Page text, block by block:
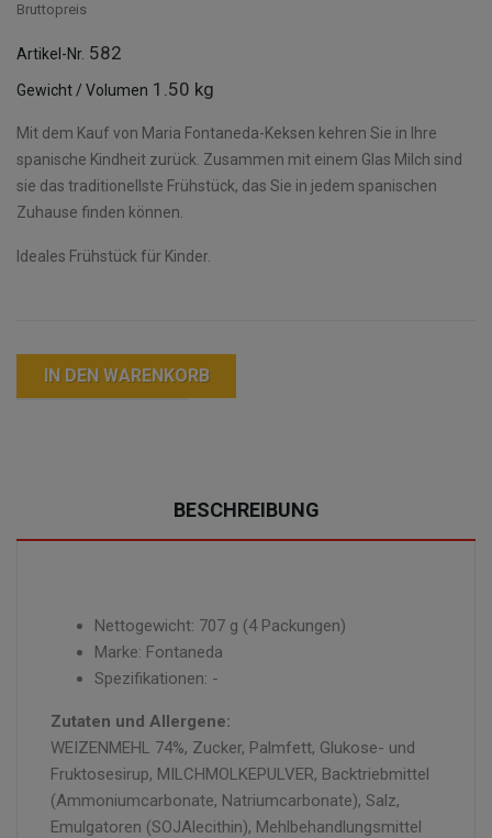
Bruttopreis
Artikel-Nr. 582
Gewicht / Volumen 1.50 kg
Mit dem Kauf von Maria Fontaneda-Keksen kehren Sie in Ihre
spanische Kindheit zurück. Zusammen mit einem Glas Milch sind
sie das traditionellste Frühstück, das Sie in jedem spanischen
Zuhause finden können.
Ideales Frühstück für Kinder.
IN DEN WARENKORB
BESCHREIBUNG
Nettogewicht: 707 g (4 Packungen)
Marke: Fontaneda
Spezifikationen: -
Zutaten und Allergene:
WEIZENMEHL 74%, Zucker, Palmfett, Glukose- und
Fruktosesirup, MILCHMOLKEPULVER, Backtriebmittel
(Ammoniumcarbonate, Natriumcarbonate), Salz,
Emulgatoren (SOJAlecithin), Mehlbehandlungsmittel